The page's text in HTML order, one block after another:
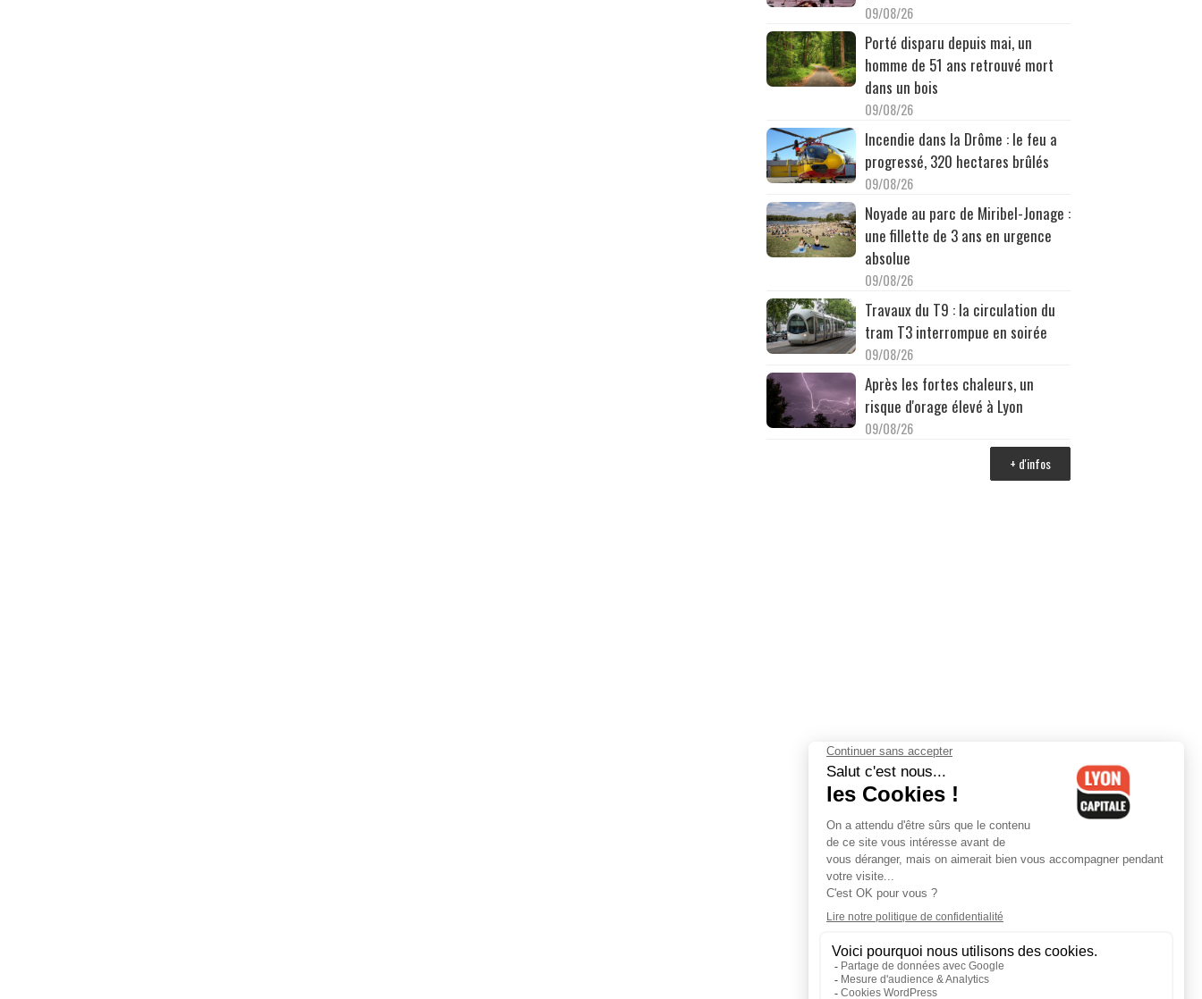
09/08/26
Porté disparu depuis mai, un
homme de 51 ans retrouvé mort
dans un bois
09/08/26
Incendie dans la Drôme : le feu a
progressé, 320 hectares brûlés
09/08/26
Noyade au parc de Miribel-Jonage :
une fillette de 3 ans en urgence
absolue
09/08/26
Travaux du T9 : la circulation du
tram T3 interrompue en soirée
09/08/26
Après les fortes chaleurs, un
risque d'orage élevé à Lyon
09/08/26
+ d'infos